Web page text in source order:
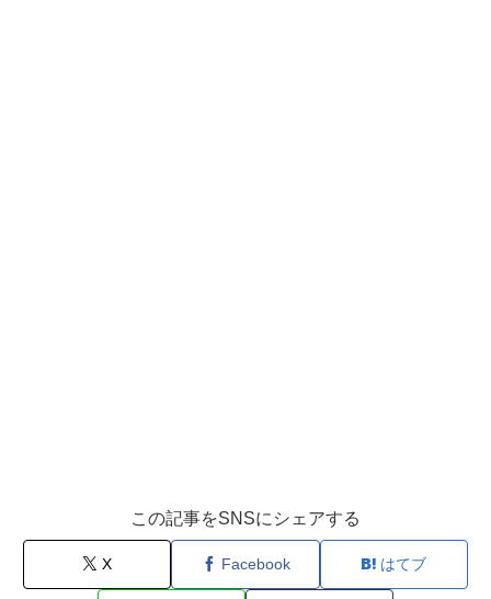
この記事をSNSにシェアする
X Facebook はてブ